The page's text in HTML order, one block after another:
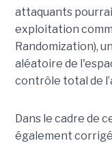
attaquants
exploitation
Randomization),
aléatoire de
contrôle total de
Dans le cadre de
également